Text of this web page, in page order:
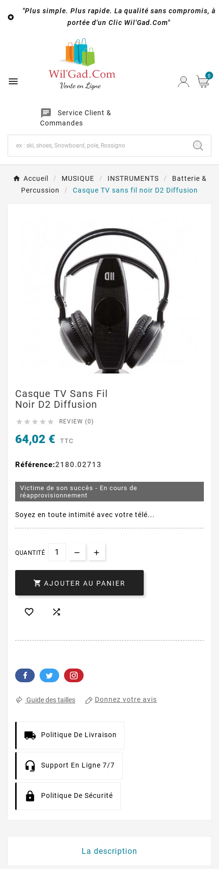

"Plus simple. Plus rapide. La qualité sans compromis, à
portée d'un Clic Wil'Gad.Com"

chat
Service Client &
Commandes
0
Accueil MUSIQUE INSTRUMENTS
Batterie &
Percussion
Casque TV sans fil noir D2 Diffusion
Casque TV Sans Fil
Noir D2 Diffusion
     REVIEW (0)
64,02 € TTC
Référence:2180.02713
Victime de son succès - En cours de
réapprovisionnement
Soyez en toute intimité avec votre télé...
QUANTITÉ
 AJOUTER AU PANIER
 
Guide des tailles Donnez votre avis
Politique De Livraison
Support En Ligne 7/7
Politique De Sécurité
La description